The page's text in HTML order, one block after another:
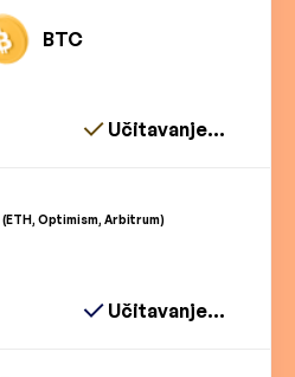
BTC
Učitavanje...
(ETH, Optimism, Arbitrum)
Učitavanje...